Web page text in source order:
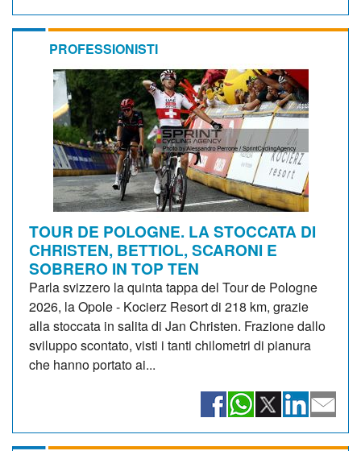
PROFESSIONISTI
TOUR DE POLOGNE. LA STOCCATA DI
CHRISTEN, BETTIOL, SCARONI E
SOBRERO IN TOP TEN
Parla svizzero la quinta tappa del Tour de Pologne
2026, la Opole - Kocierz Resort di 218 km, grazie
alla stoccata in salita di Jan Christen. Frazione dallo
sviluppo scontato, visti i tanti chilometri di pianura
che hanno portato ai...